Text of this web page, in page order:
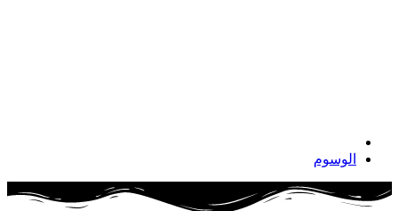
الوسوم